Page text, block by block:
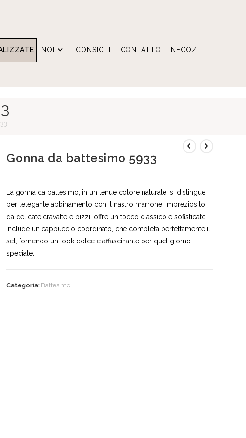
NOI CONSIGLI CONTATTO NEGOZI
Gonna da battesimo 5933
La gonna da battesimo, in un tenue colore naturale, si distingue
per l’elegante abbinamento con il nastro marrone. Impreziosito
da delicate cravatte e pizzi, offre un tocco classico e sofisticato.
Include un cappuccio coordinato, che completa perfettamente il
set, fornendo un look dolce e affascinante per quel giorno
speciale.
Categoria: Battesimo